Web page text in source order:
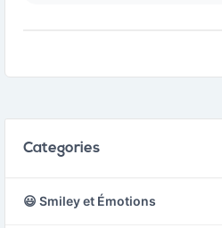
Categories
😃 Smiley et Émotions